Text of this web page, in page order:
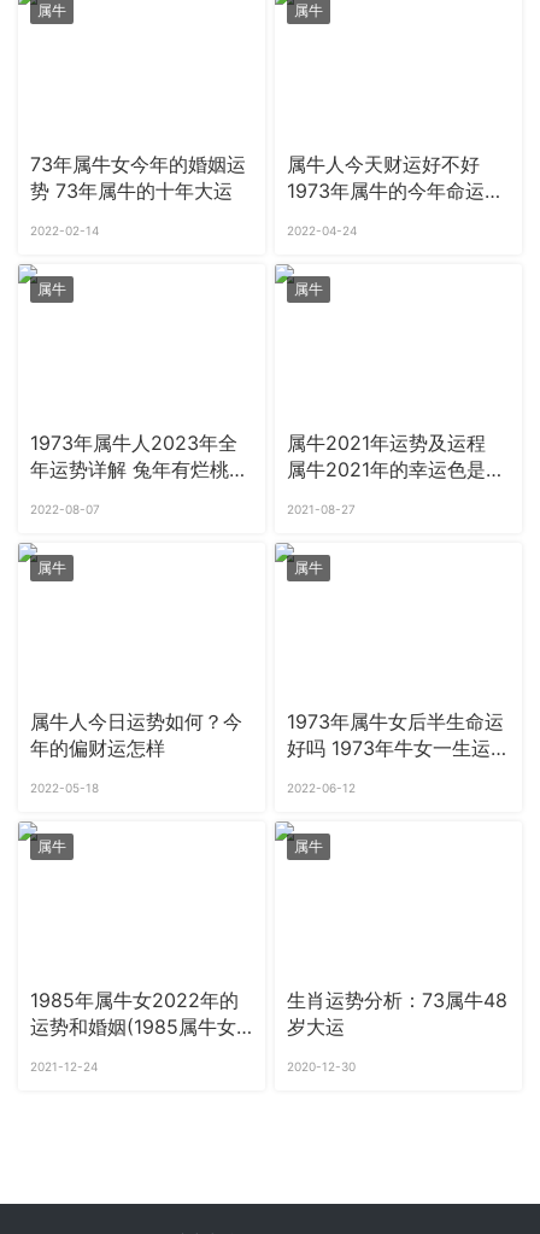
属牛
73年属牛女今年的婚姻运
势 73年属牛的十年大运
2022-02-14
属牛
属牛人今天财运好不好
1973年属牛的今年命运怎
2022-04-24
属牛
1973年属牛人2023年全
年运势详解 兔年有烂桃花
2022-08-07
属牛
属牛2021年运势及运程
属牛2021年的幸运色是什
2021-08-27
属牛
属牛人今日运势如何？今
年的偏财运怎样
2022-05-18
属牛
1973年属牛女后半生命运
好吗 1973年牛女一生运
2022-06-12
属牛
1985年属牛女2022年的
运势和婚姻(1985属牛女
2021-12-24
属牛
生肖运势分析：73属牛48
岁大运
2020-12-30